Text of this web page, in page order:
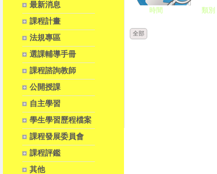
最新消息
課程計畫
法規專區
選課輔導手冊
課程諮詢教師
公開授課
自主學習
學生學習歷程檔案
課程發展委員會
課程評鑑
其他
時間 類別
全部